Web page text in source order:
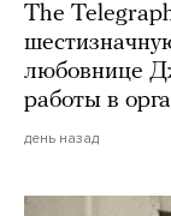
The
любовнице
работы в
день назад